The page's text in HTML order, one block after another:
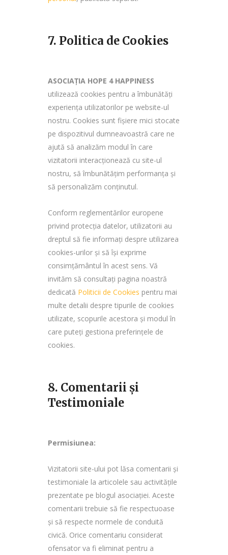
7. Politica de Cookies
ASOCIAȚIA HOPE 4 HAPPINESS
utilizează cookies pentru a îmbunătăți
experiența utilizatorilor pe website-ul
nostru. Cookies sunt fișiere mici stocate
pe dispozitivul dumneavoastră care ne
ajută să analizăm modul în care
vizitatorii interacționează cu site-ul
nostru, să îmbunătățim performanța și
să personalizăm conținutul.
Conform reglementărilor europene
privind protecția datelor, utilizatorii au
dreptul să fie informați despre utilizarea
cookies-urilor și să își exprime
consimțământul în acest sens. Vă
invităm să consultați pagina noastră
dedicată Politicii de Cookies pentru mai
multe detalii despre tipurile de cookies
utilizate, scopurile acestora și modul în
care puteți gestiona preferințele de
cookies.
8. Comentarii și
Testimoniale
Permisiunea:
Vizitatorii site-ului pot lăsa comentarii și
testimoniale la articolele sau activitățile
prezentate pe blogul asociației. Aceste
comentarii trebuie să fie respectuoase
și să respecte normele de conduită
civică. Orice comentariu considerat
ofensator va fi eliminat pentru a